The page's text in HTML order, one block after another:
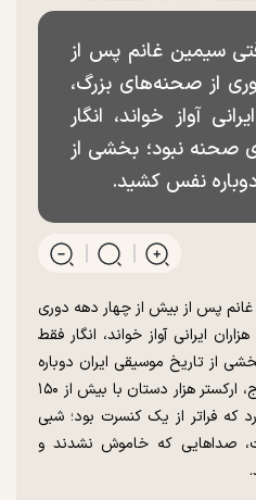
سیمین غانم پس از
از صحنه‌های بزرگ،
آواز خواند، انگار
صحنه نبود؛ بخشی از
نفس کشید.
پس از بیش از چهار دهه دوری
ایرانی آواز خواند، انگار فقط
از تاریخ موسیقی ایران دوباره
نفس کشید. با همراهی وحید تاج، ارکستر هزار دستان با بیش از ۱۵۰
که فراتر از یک کنسرت بود؛ شبی
صدا‌هایی که خاموش نشدند و